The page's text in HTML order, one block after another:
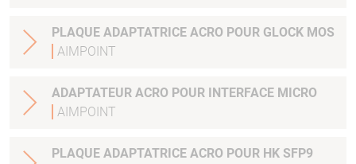
PLAQUE ADAPTATRICE ACRO POUR GLOCK MOS
AIMPOINT
ADAPTATEUR ACRO POUR INTERFACE MICRO
AIMPOINT
PLAQUE ADAPTATRICE ACRO POUR HK SFP9